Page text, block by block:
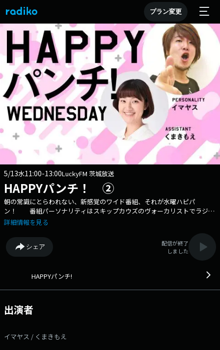
プラン変更
5/13水11:00-13:00LuckyFM 茨城放送
HAPPYパンチ！ ②
朝の常識にとらわれない、新感覚のワイド番組、それが水曜ハピパ
ン！ 番組パーソナリティはスキップカウズのヴォーカリストでラジオ
に愛されし男“イマヤス” イマヤスのフリーダムなトークを華麗にツッコ
曜?金曜、曜日ごとに個性豊かなパーソナリティ＆アシスタントが担当
中！ ～コーナー紹介～ ▼11:10「My Punch Tune」 ミュージシャンの
イマヤスと、ライブを愛してやまないくまきもえ。 音楽のプロと、生き
す。 ▼10:35「ナウヤス」 映画＆読書好き、そして多趣味なミュージ
テーマに沿った音楽をお届けします。 ～メニュー紹介～
▼9:10,12:30「ニュース」 ▼9:13,9:56,10:56,12:33「天気予報」
▼10:00「MUSIC PALETTE」 ▼10:35「ナウヤス」 ▼11:10「My Punch
Tune」 ▼11:35「ぼくの作文わたしの作文」 ◎番組へのメッセージ
詳細情報を見る
シェア
配信が終了
しました
HAPPYパンチ!
出演者
イマヤス / くまきもえ